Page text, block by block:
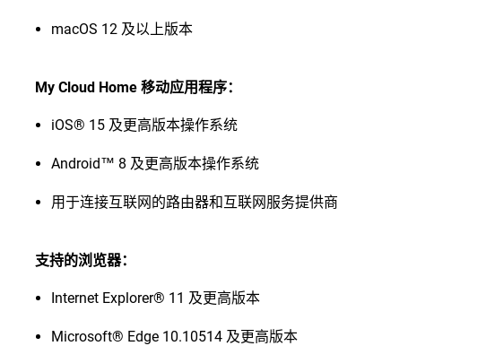
macOS 12 及以上版本
My Cloud Home 移动应用程序：
iOS® 15 及更高版本操作系统
Android™ 8 及更高版本操作系统
用于连接互联网的路由器和互联网服务提供商
支持的浏览器：
Internet Explorer® 11 及更高版本
Microsoft® Edge 10.10514 及更高版本